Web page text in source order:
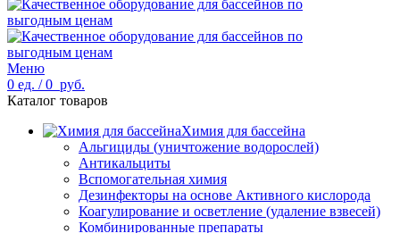
Меню
0 ед. / 0 руб.
Каталог товаров
Химия для бассейна
Альгициды (уничтожение водорослей)
Антикальциты
Вспомогательная химия
Дезинфекторы на основе Активного кислорода
Коагулирование и осветление (удаление взвесей)
Комбинированные препараты